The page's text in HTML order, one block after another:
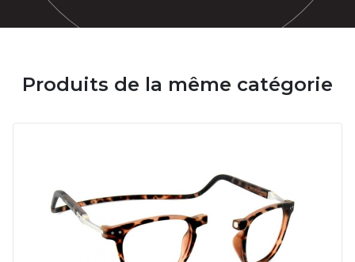
Produits de la même catégorie